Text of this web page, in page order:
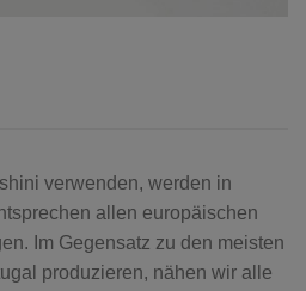
verwenden, werden in
allen europäischen
Im Gegensatz zu den meisten
produzieren, nähen wir alle